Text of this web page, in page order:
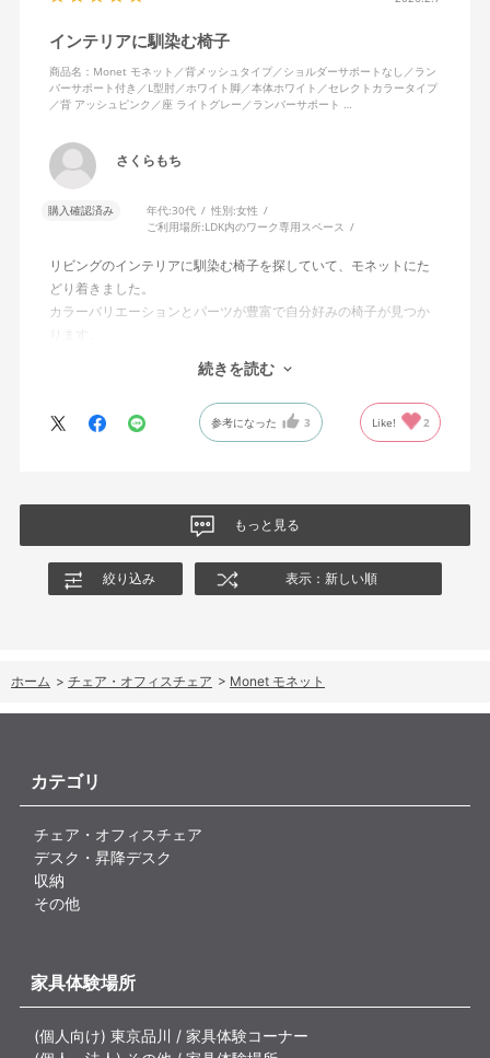
インテリアに馴染む椅子
商品名：Monet モネット／背メッシュタイプ／ショルダーサポートなし／ラン
バーサポート付き／L型肘／ホワイト脚／本体ホワイト／セレクトカラータイプ
／背 アッシュピンク／座 ライトグレー／ランバーサポート …
さくらもち
購入確認済み 年代:30代 性別:女性
ご利用場所:LDK内のワーク専用スペース
リビングのインテリアに馴染む椅子を探していて、モネットにた
どり着きました。
カラーバリエーションとパーツが豊富で自分好みの椅子が見つか
オフィスチェアにしては比較的コンパクトで家に置くのに最適で
した、座り心地も良く大変気に入っています。
今回どうしても欲しい色の組み合わせがあったので固定肘の物を
購入しましたが、欲を言えば稼働肘バージョンもバイカラーなど
続きを読む
参考になった 3 Like! 2
もっと見る
絞り込み 表示：新しい順
ホーム > チェア・オフィスチェア > Monet モネット
カテゴリ
チェア・オフィスチェア
デスク・昇降デスク
収納
その他
家具体験場所
(個人向け) 東京品川 / 家具体験コーナー